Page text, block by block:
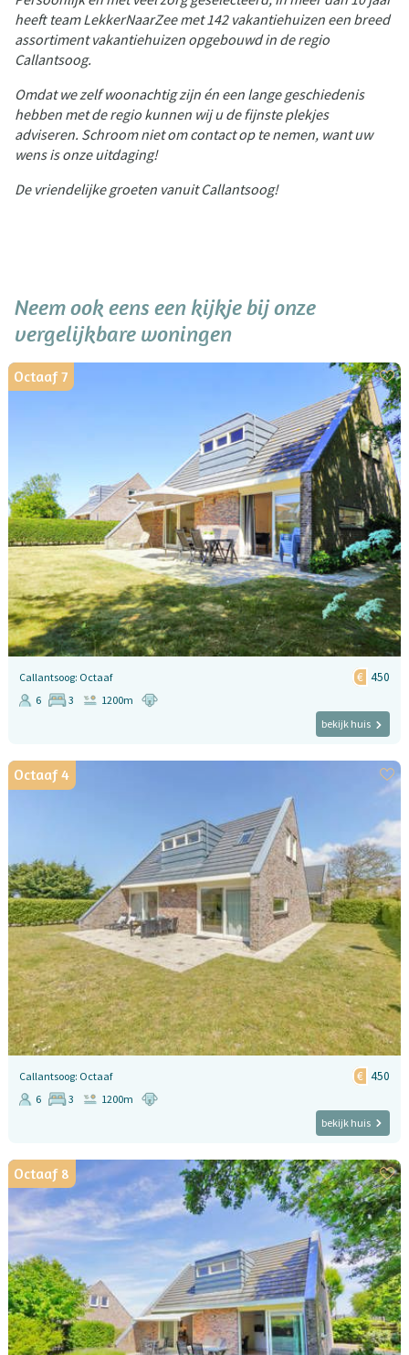
heeft team LekkerNaarZee met 142 vakantiehuizen een breed
assortiment vakantiehuizen opgebouwd in de regio
Callantsoog.
Omdat we zelf woonachtig zijn én een lange geschiedenis
hebben met de regio kunnen wij u de fijnste plekjes
adviseren. Schroom niet om contact op te nemen, want uw
wens is onze uitdaging!
De vriendelijke groeten vanuit Callantsoog!
Neem ook eens een kijkje bij onze
vergelijkbare woningen
Octaaf 7
Callantsoog: Octaaf 450
6 3
1200m
bekijk huis
Octaaf 4
Callantsoog: Octaaf 450
6 3
1200m
bekijk huis
Octaaf 8